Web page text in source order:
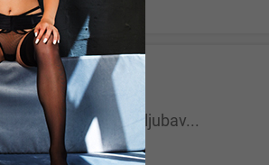
račun,duga ljubav...